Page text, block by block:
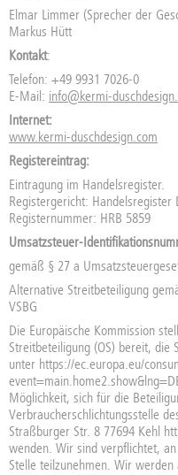
Elmar Limmer (Sprecher der
Markus Hütt
Kontakt:
Telefon: +49 9931 7026-0
E-Mail: info@kermi-
Internet:
www.kermi-duschdesign.com
Registereintrag:
Eintragung im Handelsregister.
Registergericht: Handelsregister
Registernummer: HRB 5859
Umsatzsteuer-
gemäß § 27 a
Alternative Streitbeteiligung
VSBG
Die Europäische Kommission
Streitbeteiligung (OS) bereit, die
unter https://ec.europa.eu/
Möglichkeit, sich für die
Verbraucherschlichtungsstelle
Straßburger Str. 8 77694 Kehl
wenden. Wir sind verpflichtet,
Stelle teilzunehmen. Wir